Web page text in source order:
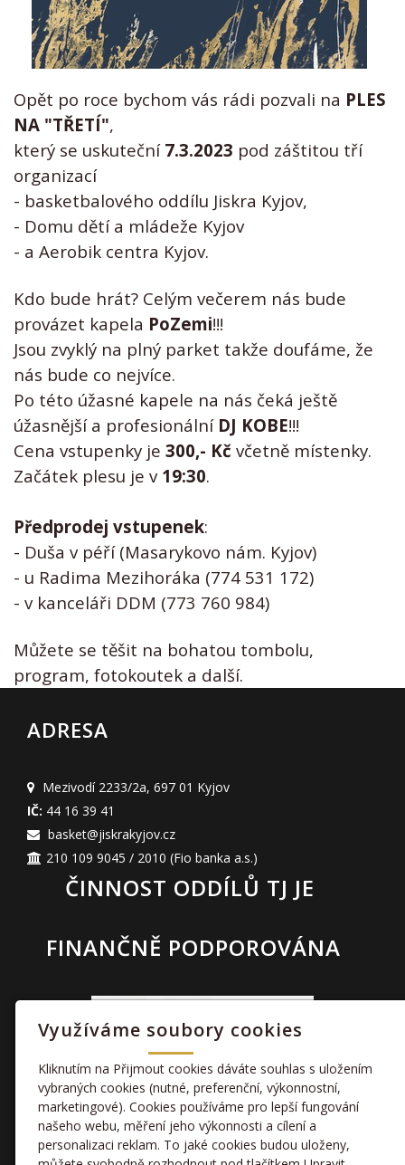
Opět po roce bychom vás rádi pozvali na PLES
NA "TŘETÍ",
který se uskuteční 7.3.2023 pod záštitou tří
organizací
- basketbalového oddílu Jiskra Kyjov,
- Domu dětí a mládeže Kyjov
- a Aerobik centra Kyjov.
Kdo bude hrát? Celým večerem nás bude
provázet kapela PoZemi!!!
Jsou zvyklý na plný parket takže doufáme, že
nás bude co nejvíce.
Po této úžasné kapele na nás čeká ještě
úžasnější a profesionální DJ KOBE!!!
Cena vstupenky je 300,- Kč včetně místenky.
Začátek plesu je v 19:30.
Předprodej vstupenek:
- Duša v péří (Masarykovo nám. Kyjov)
- u Radima Mezihoráka (774 531 172)
- v kanceláři DDM (773 760 984)
Můžete se těšit na bohatou tombolu,
program, fotokoutek a další.
ADRESA
Mezivodí 2233/2a, 697 01 Kyjov
IČ: 44 16 39 41
basket@jiskrakyjov.cz
210 109 9045 / 2010 (Fio banka a.s.)
ČINNOST ODDÍLŮ TJ JE
FINANČNĚ PODPOROVÁNA
TAKÉ NÁS NAJDETE
Využíváme soubory cookies
Kliknutím na Přijmout cookies dáváte souhlas s uložením
vybraných cookies (nutné, preferenční, výkonnostní,
marketingové). Cookies používáme pro lepší fungování
našeho webu, měření jeho výkonnosti a cílení a
personalizaci reklam. To jaké cookies budou uloženy,